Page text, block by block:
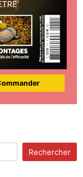
Rechercher